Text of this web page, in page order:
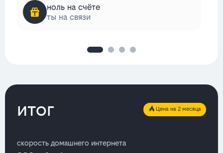
ноль на счёте
ты на связи
итог Цена на 2 месяца
скорость домашнего интернета